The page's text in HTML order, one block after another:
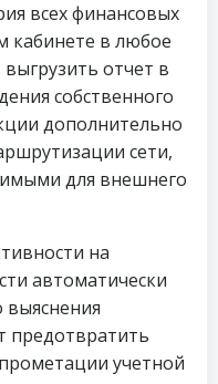
всех финансовых
кабинете в любое
отчет в
собственного
дополнительно
сети,
для внешнего
на
автоматически
выяснения
предотвратить
учетной